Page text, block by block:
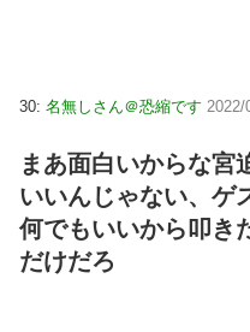
30: 名無しさん＠恐縮です
まあ面白いからな宮
いいんじゃない、ゲ
何でもいいから叩き
だけだろ